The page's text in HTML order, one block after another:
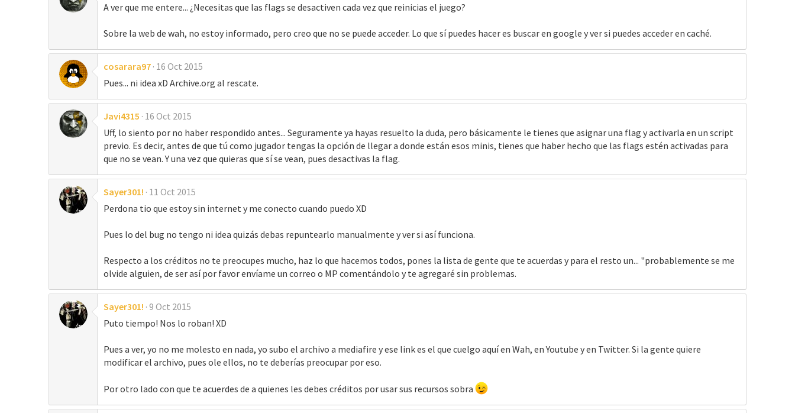
A ver que me entere... ¿Necesitas que las flags se desactiven cada vez que reinicias el juego?
Sobre la web de wah, no estoy informado, pero creo que no se puede acceder. Lo que sí puedes hacer es buscar en google y ver si puedes acceder en caché.
cosarara97 16 Oct 2015
Pues... ni idea xD Archive.org al rescate.
Javi4315 16 Oct 2015
Uff, lo siento por no haber respondido antes... Seguramente ya hayas resuelto la duda, pero básicamente le tienes que asignar una flag y activarla en un script
previo. Es decir, antes de que tú como jugador tengas la opción de llegar a donde están esos minis, tienes que haber hecho que las flags estén activadas para
que no se vean. Y una vez que quieras que sí se vean, pues desactivas la flag.
Sayer301! 11 Oct 2015
Perdona tio que estoy sin internet y me conecto cuando puedo XD
Pues lo del bug no tengo ni idea quizás debas repuntearlo manualmente y ver si así funciona.
Respecto a los créditos no te preocupes mucho, haz lo que hacemos todos, pones la lista de gente que te acuerdas y para el resto un... "probablemente se me
olvide alguien, de ser así por favor envíame un correo o MP comentándolo y te agregaré sin problemas.
Sayer301! 9 Oct 2015
Puto tiempo! Nos lo roban! XD
Pues a ver, yo no me molesto en nada, yo subo el archivo a mediafire y ese link es el que cuelgo aquí en Wah, en Youtube y en Twitter. Si la gente quiere
modificar el archivo, pues ole ellos, no te deberías preocupar por eso.
Por otro lado con que te acuerdes de a quienes les debes créditos por usar sus recursos sobra